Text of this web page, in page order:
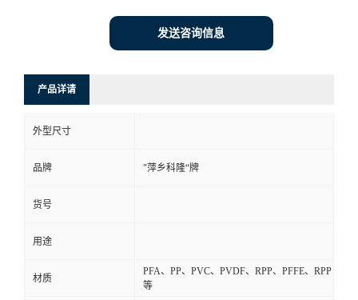
联
发送咨询信息
产品详请
外型尺寸
品牌 "萍乡科隆“牌
货号
用途
材质
PFA、PP、PVC、PVDF、RPP、PFFE、RPP
等